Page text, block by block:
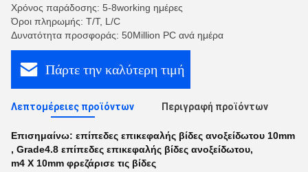
Χρόνος παράδοσης: 5-8working ημέρες
Όροι πληρωμής: T/T, L/C
Δυνατότητα προσφοράς: 50Million PC ανά ημέρα
Πάρτε την καλύτερη τιμή
Λεπτομέρειες προϊόντων Περιγραφή προϊόντων
Επισημαίνω: επίπεδες επικεφαλής βίδες ανοξείδωτου 10mm
, Grade4.8 επίπεδες επικεφαλής βίδες ανοξείδωτου,
m4 Χ 10mm φρεζάρισε τις βίδες